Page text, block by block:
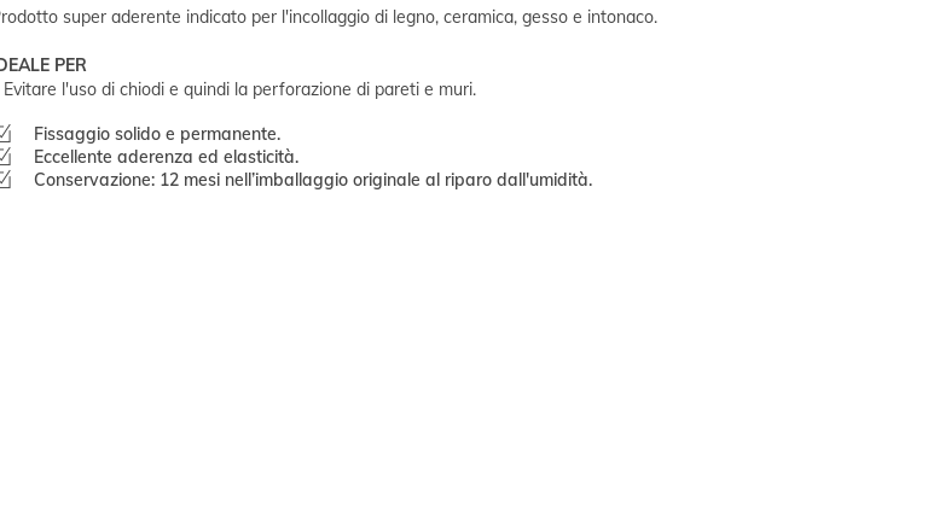
super aderente indicato per l'incollaggio di legno, ceramica, gesso e intonaco.
PER
Evitare l'uso di chiodi e quindi la perforazione di pareti e muri.
Fissaggio solido e permanente.
Eccellente aderenza ed elasticità.
Conservazione: 12 mesi nell’imballaggio originale al riparo dall'umidità.